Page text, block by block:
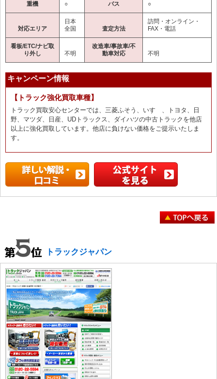
重機 ○ バス ○
対応エリア
日本
全国
査定方法
訪問・オンライン・
FAX・電話
看板/ETC/ナビ取
り外し
不明
改造車/事故車/不
動車対応
不明
キャンペーン情報
【トラック強化買取車種】
トラック買取安心センターでは、三菱ふそう、いすゞ、トヨタ、日
野、マツダ、日産、UDトラックス、ダイハツの中古トラックを他店
以上に強化買取しています。他店に負けない価格をご提示いたしま
す。
トラックジャパン